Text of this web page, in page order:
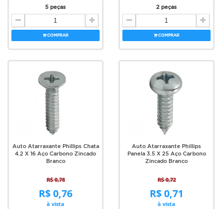
5 peças
COMPRAR
2 peças
COMPRAR
Auto Atarraxante Phillips Chata
4.2 X 16 Aço Carbono Zincado
Branco
R$ 0,78
R$ 0,76
à vista
Auto Atarraxante Phillips
Panela 3.5 X 25 Aço Carbono
Zincado Branco
R$ 0,72
R$ 0,71
à vista